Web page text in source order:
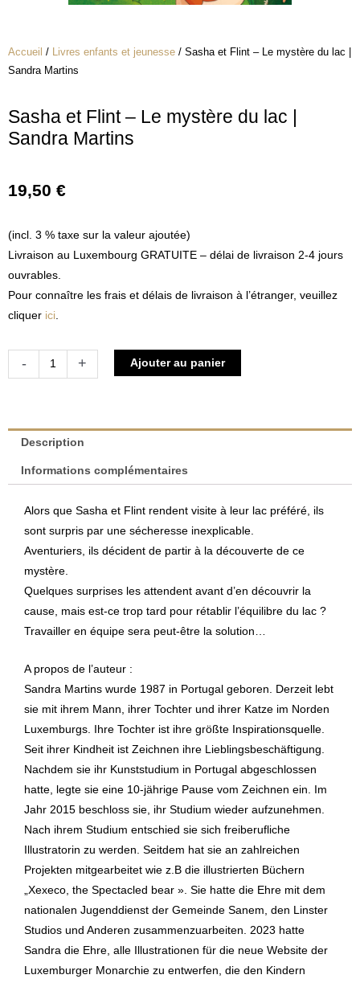
Accueil / Livres enfants et jeunesse / Sasha et Flint – Le mystère du lac |
Sandra Martins
Sasha et Flint – Le mystère du lac |
Sandra Martins
19,50 €
(incl. 3 % taxe sur la valeur ajoutée)
Livraison au Luxembourg GRATUITE – délai de livraison 2-4 jours
ouvrables.
Pour connaître les frais et délais de livraison à l’étranger, veuillez
cliquer ici
-
quantité
Flint
Sandra
Martins
+ Ajouter au panier
Description
Informations complémentaires
Alors que Sasha et Flint rendent visite à leur lac préféré, ils
sont surpris par une sécheresse inexplicable.
Aventuriers, ils décident de partir à la découverte de ce
mystère.
Quelques surprises les attendent avant d’en découvrir la
cause, mais est-ce trop tard pour rétablir l’équilibre du lac ?
Travailler en équipe sera peut-être la solution…
A propos de l’auteur :
Sandra Martins wurde 1987 in Portugal geboren. Derzeit lebt
sie mit ihrem Mann, ihrer Tochter und ihrer Katze im Norden
Luxemburgs. Ihre Tochter ist ihre größte Inspirationsquelle.
Seit ihrer Kindheit ist Zeichnen ihre Lieblingsbeschäftigung.
Nachdem sie ihr Kunststudium in Portugal abgeschlossen
hatte, legte sie eine 10-jährige Pause vom Zeichnen ein. Im
Jahr 2015 beschloss sie, ihr Studium wieder aufzunehmen.
Nach ihrem Studium entschied sie sich freiberufliche
Illustratorin zu werden. Seitdem hat sie an zahlreichen
Projekten mitgearbeitet wie z.B die illustrierten Büchern
„Xexeco, the Spectacled bear ». Sie hatte die Ehre mit dem
nationalen Jugenddienst der Gemeinde Sanem, den Linster
Studios und Anderen zusammenzuarbeiten. 2023 hatte
Sandra die Ehre, alle Illustrationen für die neue Website der
Luxemburger Monarchie zu entwerfen, die den Kindern